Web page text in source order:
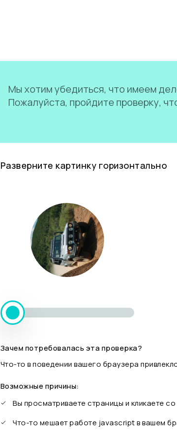
Мы хотим убедиться, что имеем
Пожалуйста, пройдите проверку,
Разверните картинку горизонтально
Зачем потребовалась эта проверка?
Что-то в поведении вашего браузера
Возможные причины:
Вы просматриваете страницы и кликаете
Что-то мешает работе javascript в вашем